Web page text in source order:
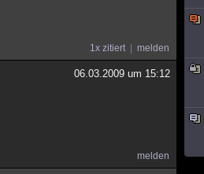
1x zitiert melden
06.03.2009 um 15:12
melden